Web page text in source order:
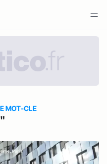
MOT-CLE